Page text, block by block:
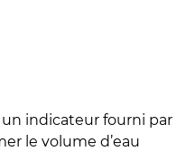
un indicateur fourni par
le volume d’eau